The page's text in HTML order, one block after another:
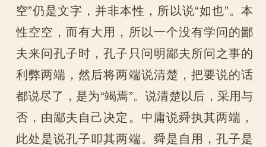
空”仍是文字，并非本性，所以说“如也”。本
性空空，而有大用，所以一个没有学问的鄙
夫来问孔子时，孔子只问明鄙夫所问之事的
利弊两端，然后将两端说清楚，把要说的话
都说尽了，是为“竭焉”。说清楚以后，采用与
否，由鄙夫自己决定。中庸说舜执其两端，
此处是说孔子叩其两端。舜是自用，孔子是